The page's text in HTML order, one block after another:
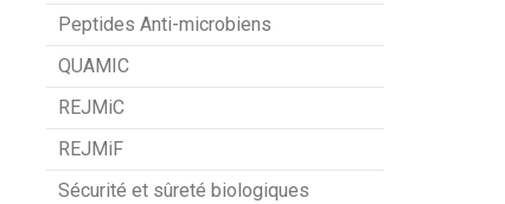
Peptides Anti-microbiens
QUAMIC
REJMiC
REJMiF
Sécurité et sûreté biologiques